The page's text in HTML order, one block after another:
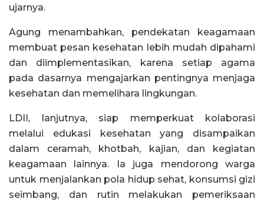
ujarnya.
Agung menambahkan, pendekatan keagamaan
membuat pesan kesehatan lebih mudah dipahami
dan diimplementasikan, karena setiap agama
pada dasarnya mengajarkan pentingnya menjaga
kesehatan dan memelihara lingkungan.
LDII, lanjutnya, siap memperkuat kolaborasi
melalui edukasi kesehatan yang disampaikan
dalam ceramah, khotbah, kajian, dan kegiatan
keagamaan lainnya. Ia juga mendorong warga
untuk menjalankan pola hidup sehat, konsumsi gizi
seimbang, dan rutin melakukan pemeriksaan